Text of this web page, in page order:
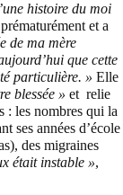
histoire du moi
et a
de ma mère
que cette
particulière. » Elle
blessée » et relie
: les nombres qui la
ses années d’école
des migraines
était instable »,